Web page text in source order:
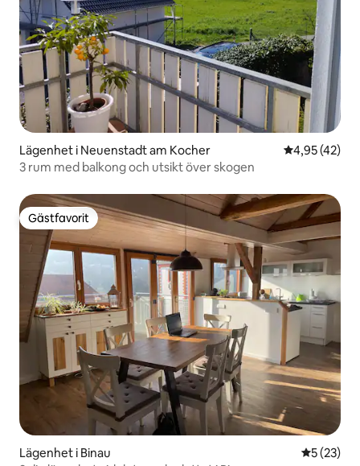
Lägenhet i Neuenstadt am Kocher 4,95 av 5 i
4,95 (42)
3 rum med balkong och utsikt över skogen
Gästfavorit
Gästfavorit
Lägenhet i Binau 5 av 5 i
5 (23)